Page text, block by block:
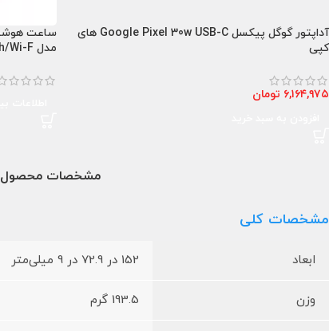
آداپتور گوگل پیکسل Google Pixel 30w USB-C های
کپی
۶,۱۶۴,۹۷۵ تومان
مدل Bluetooth/Wi-F
مشخصات محصول
مشخصات کلی
ابعاد 152 در 72.9 در 9 میلی‌متر
وزن 193.5 گرم